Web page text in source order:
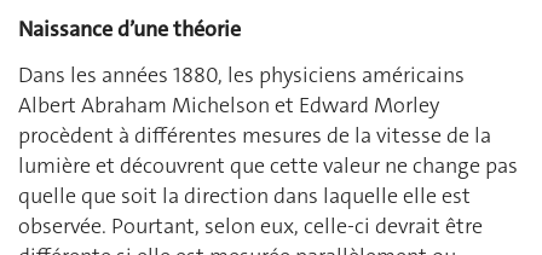
Naissance d’une théorie
Dans les années 1880, les physiciens américains
Albert Abraham Michelson et Edward Morley
procèdent à différentes mesures de la vitesse de la
lumière et découvrent que cette valeur ne change pas
quelle que soit la direction dans laquelle elle est
observée. Pourtant, selon eux, celle-ci devrait être